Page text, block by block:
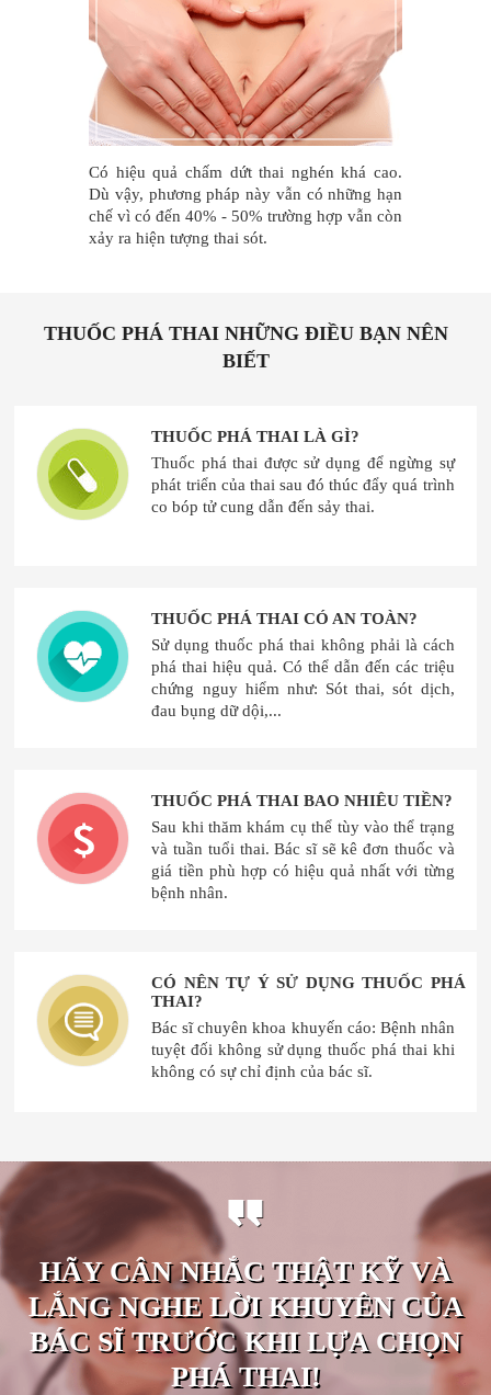
Có hiệu quả chấm dứt thai nghén khá cao.
Dù vậy, phương pháp này vẫn có những hạn
chế vì có đến 40% - 50% trường hợp vẫn còn
xảy ra hiện tượng thai sót.
THUỐC PHÁ THAI NHỮNG ĐIỀU BẠN NÊN
BIẾT
THUỐC PHÁ THAI LÀ GÌ?
Thuốc phá thai được sử dụng để ngừng sự
phát triển của thai sau đó thúc đẩy quá trình
co bóp tử cung dẫn đến sảy thai.
THUỐC PHÁ THAI CÓ AN TOÀN?
Sử dụng thuốc phá thai không phải là cách
phá thai hiệu quả. Có thể dẫn đến các triệu
chứng nguy hiểm như: Sót thai, sót dịch,
đau bụng dữ dội,...
THUỐC PHÁ THAI BAO NHIÊU TIỀN?
Sau khi thăm khám cụ thể tùy vào thể trạng
và tuần tuổi thai. Bác sĩ sẽ kê đơn thuốc và
giá tiền phù hợp có hiệu quả nhất với từng
bệnh nhân.
CÓ NÊN TỰ Ý SỬ DỤNG THUỐC PHÁ
THAI?
Bác sĩ chuyên khoa khuyến cáo: Bệnh nhân
tuyệt đối không sử dụng thuốc phá thai khi
không có sự chỉ định của bác sĩ.
HÃY CÂN NHẮC THẬT KỸ VÀ
LẮNG NGHE LỜI KHUYÊN CỦA
BÁC SĨ TRƯỚC KHI LỰA CHỌN
PHÁ THAI!